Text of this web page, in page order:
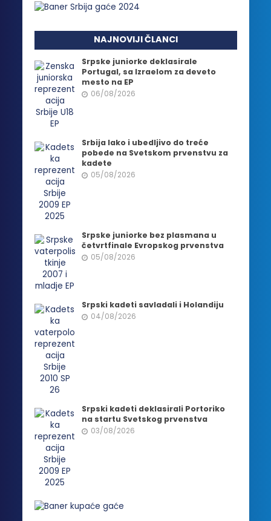
NAJNOVIJI ČLANCI
Srpske juniorke deklasirale
Portugal, sa Izraelom za deveto
mesto na EP
06/08/2026
Srbija lako i ubedljivo do treće
pobede na Svetskom prvenstvu za
kadete
05/08/2026
Srpske juniorke bez plasmana u
četvrtfinale Evropskog prvenstva
05/08/2026
Srpski kadeti savladali i Holandiju
04/08/2026
Srpski kadeti deklasirali Portoriko
na startu Svetskog prvenstva
03/08/2026